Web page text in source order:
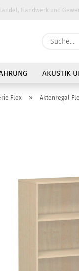
Handwerk und
AKUSTIK
Flex » Aktenregal